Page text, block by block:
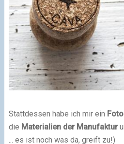
Stattdessen habe ich mir ein
die Materialien der Manufaktur
... es ist noch was da, greift zu!)